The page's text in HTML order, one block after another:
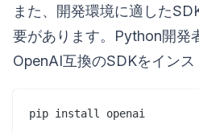
また、開発環境に適した
要があります。Python開発
OpenAI互換のSDKをインス